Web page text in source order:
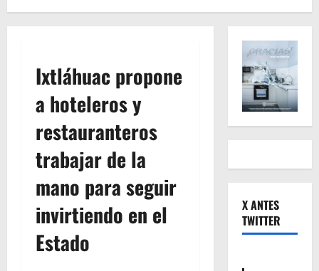
Ixtláhuac propone
a hoteleros y
restauranteros
trabajar de la
mano para seguir
invirtiendo en el
Estado
X ANTES
TWITTER